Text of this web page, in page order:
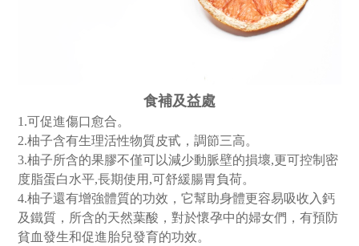
食補及益處
1.可促進傷口愈合。
2.柚子含有生理活性物質皮甙，調節三高。
3.柚子所含的果膠不僅可以減少動脈壁的損壞,更可控制密
度脂蛋白水平,長期使用,可舒緩腸胃負荷。
4.柚子還有增強體質的功效，它幫助身體更容易吸收入鈣
及鐵質，所含的天然葉酸，對於懷孕中的婦女們，有預防
貧血發生和促進胎兒發育的功效。